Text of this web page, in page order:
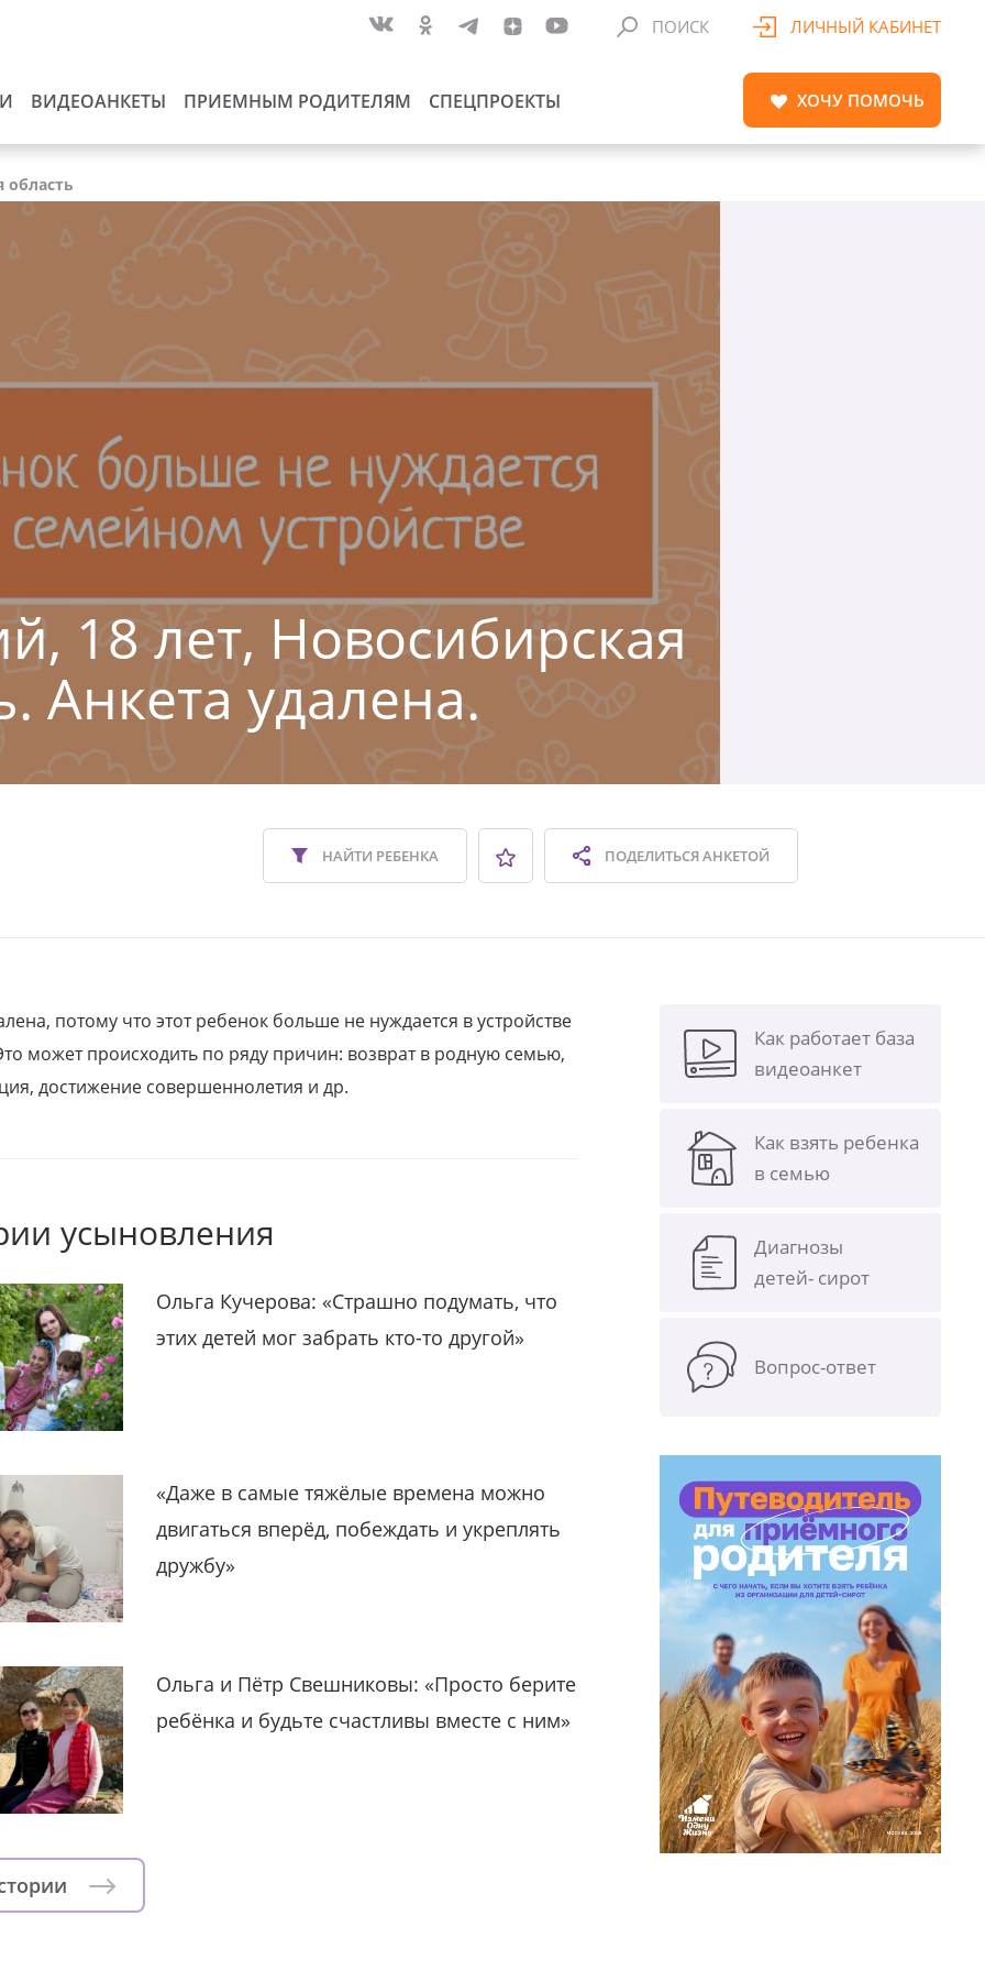
ВИДЕОАНКЕТЫ ПРИЕМНЫМ РОДИТЕЛЯМ СПЕЦПРОЕКТЫ
ПОИСК ЛИЧНЫЙ КАБИНЕТ
ХОЧУ ПОМОЧЬ
область
18 лет, Новосибирская
Анкета удалена.
ПОДЕЛИТЬСЯАНКЕТОЙ
НАЙТИ РЕБЕНКА
потому что этот ребенок больше не нуждается в устройстве
может происходить по ряду причин: возврат в родную семью,
достижение совершеннолетия и др.
усыновления
Ольга Кучерова: «Страшно подумать, что
этих детей мог забрать кто-то другой»
«Даже в самые тяжёлые времена можно
двигаться вперёд, побеждать и укреплять
дружбу»
Ольга и Пётр Свешниковы: «Просто берите
ребёнка и будьте счастливы вместе с ним»
Как работает база
видеоанкет
Как взять ребенка
в семью
Диагнозы
детей- сирот
Вопрос-ответ